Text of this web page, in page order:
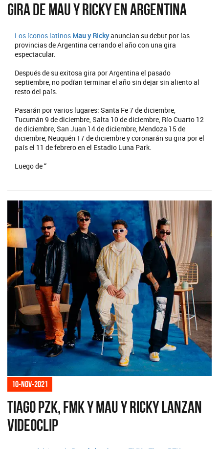
Gira de Mau y Ricky en Argentina
Los íconos latinos Mau y Rickyanuncian su debut por las
provincias de Argentina cerrando el año con una gira
espectacular.
Después de su exitosa gira por Argentina el pasado
septiembre, no podían terminar el año sin dejar sin aliento al
resto del país.
Pasarán por varios lugares: Santa Fe 7 de diciembre,
Tucumán 9 de diciembre, Salta 10 de diciembre, Río Cuarto 12
de diciembre, San Juan 14 de diciembre, Mendoza 15 de
diciembre, Neuquén 17 de diciembre y coronarán su gira por el
país el 11 de febrero en el Estadio Luna Park.
Luego de “
10-nov-2021
Tiago PZK, FMK y Mau y Ricky lanzan
videoclip